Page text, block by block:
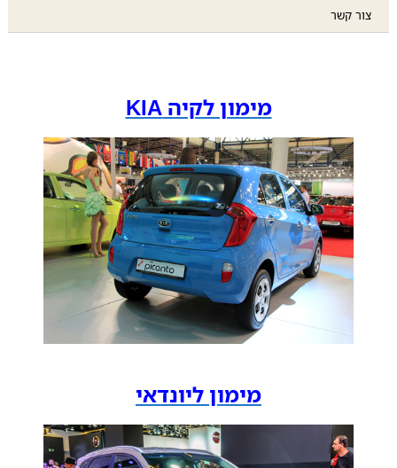
צור קשר
מימון לקיה KIA
מימון ליונדאי